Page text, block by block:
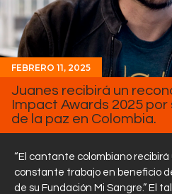
Noticias
Equipo
Sobre Nosotros
Contactos
FEBRERO 11, 2025
Juanes recibirá un
Impact Awards 2025
de la paz en Colombia.
“El cantante colombiano recibirá
constante trabajo en beneficio
de su Fundación Mi Sangre.” El